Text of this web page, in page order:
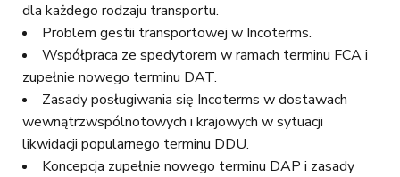
dla każdego rodzaju transportu.
Problem gestii transportowej w Incoterms.
Współpraca ze spedytorem w ramach terminu FCA i
zupełnie nowego terminu DAT.
Zasady posługiwania się Incoterms w dostawach
wewnątrzwspólnotowych i krajowych w sytuacji
likwidacji popularnego terminu DDU.
Koncepcja zupełnie nowego terminu DAP i zasady